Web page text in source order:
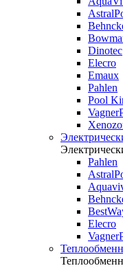
Dinotec
Elecro
Emaux
Pahlen
Pool
Pahlen
Elecro